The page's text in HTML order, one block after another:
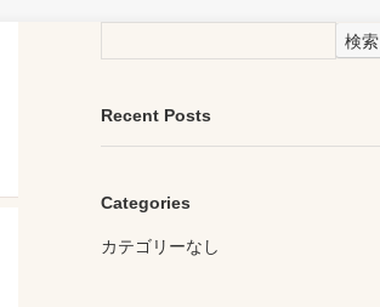
検索
Recent Posts
Categories
カテゴリーなし